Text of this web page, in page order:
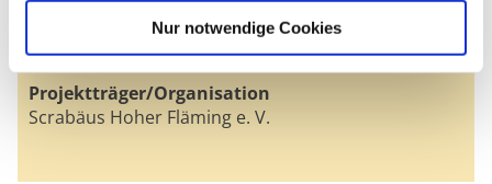
Nur notwendige Cookies
Samstag & Sonntag:
10:00 – 17:00 Uhr
Projektträger/Organisation
Scrabäus Hoher Fläming e. V.